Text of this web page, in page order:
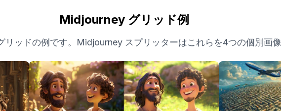
Midjourney グリッド例
ッドの例です。Midjourney スプリッターはこれらを4つの個別画像